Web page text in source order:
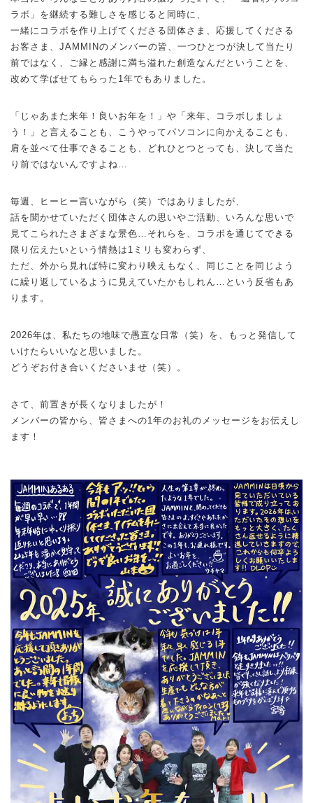
ラボ」を継続する難しさを感じると同時に、
一緒にコラボを作り上げてくださる団体さま、応援してくださる
お客さま、JAMMINのメンバーの皆、一つひとつが決して当たり
前ではなく、ご縁と感謝に満ち溢れた創造なんだということを、
改めて学ばせてもらった1年でもありました。
「じゃあまた来年！良いお年を！」や「来年、コラボしましょ
う！」と言えることも、こうやってパソコンに向かえることも、
肩を並べて仕事できることも、どれひとつとっても、決して当た
り前ではないんですよね…
毎週、ヒーヒー言いながら（笑）ではありましたが、
話を聞かせていただく団体さんの思いやご活動、いろんな思いで
見てこられたさまざまな景色…それらを、コラボを通じてできる
限り伝えたいという情熱は1ミリも変わらず、
ただ、外から見れば特に変わり映えもなく、同じことを同じよう
に繰り返しているように見えていたかもしれん…という反省もあ
ります。
2026年は、私たちの地味で愚直な日常（笑）を、もっと発信して
いけたらいいなと思いました。
どうぞお付き合いくださいませ（笑）。
さて、前置きが長くなりましたが！
メンバーの皆から、皆さまへの1年のお礼のメッセージをお伝えし
ます！